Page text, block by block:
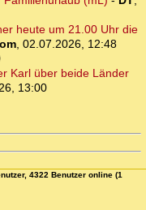
heute um 21.00 Uhr die
, 02.07.2026, 12:48
Karl über beide Länder
13:00
4322 Benutzer online (1